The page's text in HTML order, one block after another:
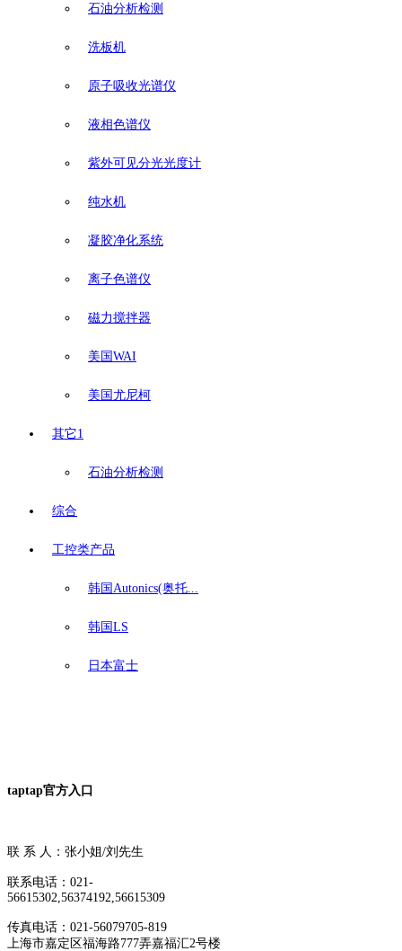
石油分析检测
洗板机
原子吸收光谱仪
液相色谱仪
紫外可见分光光度计
纯水机
凝胶净化系统
离子色谱仪
磁力搅拌器
美国WAI
美国尤尼柯
其它1
石油分析检测
综合
工控类产品
韩国Autonics(奥托...
韩国LS
日本富士
taptap官方入口
联 系 人：张小姐/刘先生
联系电话：021-
56615302,56374192,56615309
传真电话：021-56079705-819
上海市嘉定区福海路777弄嘉福汇2号楼